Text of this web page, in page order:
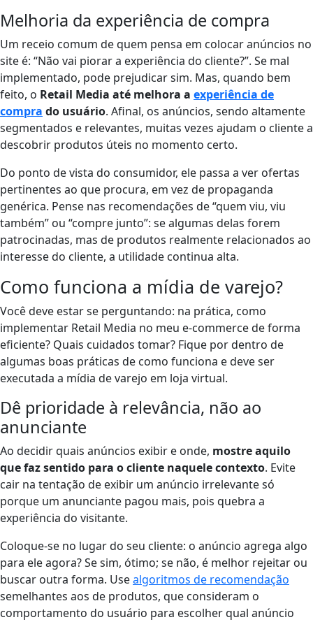
Melhoria da experiência de compra
Um receio comum de quem pensa em colocar anúncios no
site é: “Não vai piorar a experiência do cliente?”. Se mal
implementado, pode prejudicar sim. Mas, quando bem
feito, o Retail Media até melhora a experiência de
compra do usuário. Afinal, os anúncios, sendo altamente
segmentados e relevantes, muitas vezes ajudam o cliente a
descobrir produtos úteis no momento certo.
Do ponto de vista do consumidor, ele passa a ver ofertas
pertinentes ao que procura, em vez de propaganda
genérica. Pense nas recomendações de “quem viu, viu
também” ou “compre junto”: se algumas delas forem
patrocinadas, mas de produtos realmente relacionados ao
interesse do cliente, a utilidade continua alta.
Como funciona a mídia de varejo?
Você deve estar se perguntando: na prática, como
implementar Retail Media no meu e-commerce de forma
eficiente? Quais cuidados tomar? Fique por dentro de
algumas boas práticas de como funciona e deve ser
executada a mídia de varejo em loja virtual.
Dê prioridade à relevância, não ao
anunciante
Ao decidir quais anúncios exibir e onde, mostre aquilo
que faz sentido para o cliente naquele contexto. Evite
cair na tentação de exibir um anúncio irrelevante só
porque um anunciante pagou mais, pois quebra a
experiência do visitante.
Coloque-se no lugar do seu cliente: o anúncio agrega algo
para ele agora? Se sim, ótimo; se não, é melhor rejeitar ou
buscar outra forma. Usealgoritmos de recomendação
semelhantes aos de produtos, que consideram o
comportamento do usuário para escolher qual anúncio